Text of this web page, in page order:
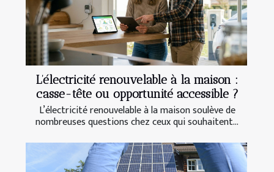
L’électricité renouvelable à la maison :
casse-tête ou opportunité accessible ?
L’électricité renouvelable à la maison soulève de
nombreuses questions chez ceux qui souhaitent...